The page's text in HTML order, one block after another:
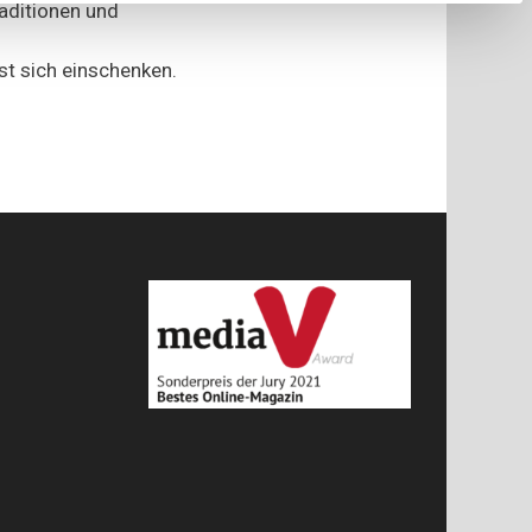
Tea
und
sich einschenken.